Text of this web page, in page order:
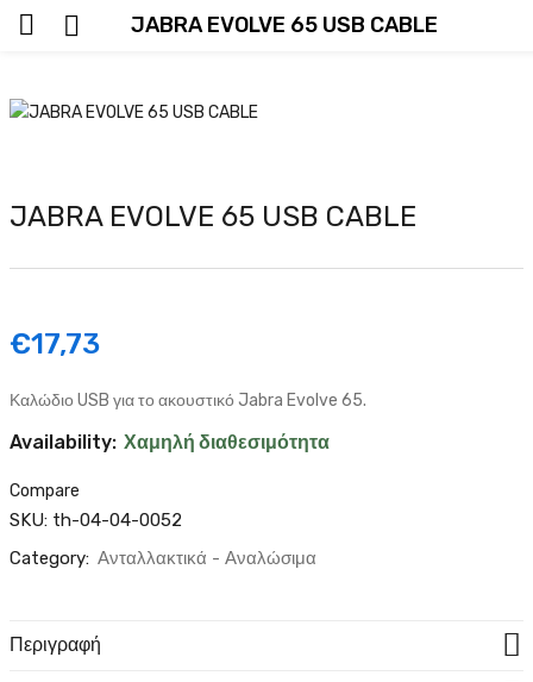
JABRA EVOLVE 65 USB CABLE
JABRA EVOLVE 65 USB CABLE
€17,73
Καλώδιο USB για το ακουστικό Jabra Evolve 65.
Availability: Χαμηλή διαθεσιμότητα
Compare
SKU: th-04-04-0052
Category: Ανταλλακτικά - Αναλώσιμα
Περιγραφή